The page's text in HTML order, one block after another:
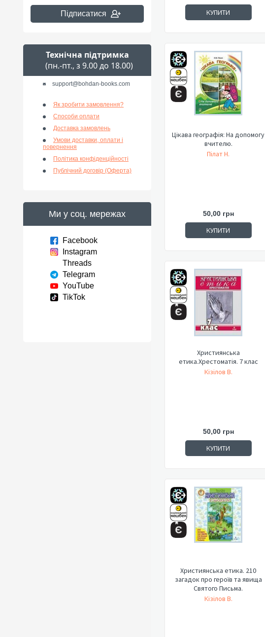
Підписатися
Технічна підтримка
(пн.-пт., з 9.00 до 18.00)
support@bohdan-books.com
Як зробити замовлення?
Способи оплати
Доставка замовлень
Умови доставки, оплати і
повернення
Політика конфіденційності
Публічний договір (Оферта)
Ми у соц. мережах
Facebook
Instagram
Threads
Telegram
YouTube
TikTok
КУПИТИ
Цікава географія: На допомогу
вчителю.
Пілат Н.
50,00 грн
КУПИТИ
Християнська
етика.Хрестоматія. 7 клас
Кізілов В.
50,00 грн
КУПИТИ
Християнська етика. 210
загадок про героїв та явища
Святого Письма.
Кізілов В.